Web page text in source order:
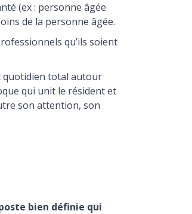
(ex : personne âgée
de la personne âgée.
qu’ils soient
quotidien total autour
qui unit le résident et
son attention, son
bien définie qui